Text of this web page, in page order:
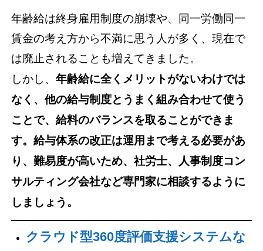
年齢給は終身雇用制度の崩壊や、同一労働同一
賃金の考え方から不満に思う人が多く、現在で
は廃止されることも増えてきました。
しかし、年齢給に全くメリットがないわけでは
なく、他の給与制度とうまく組み合わせて使う
ことで、給料のバランスを取ることができま
す。給与体系の改正は運用まで考える必要があ
り、難易度が高いため、社労士、人事制度コン
サルティング会社など専門家に相談するように
しましょう。
クラウド型360度評価支援システムな